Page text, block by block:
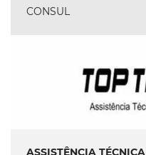
CONSUL